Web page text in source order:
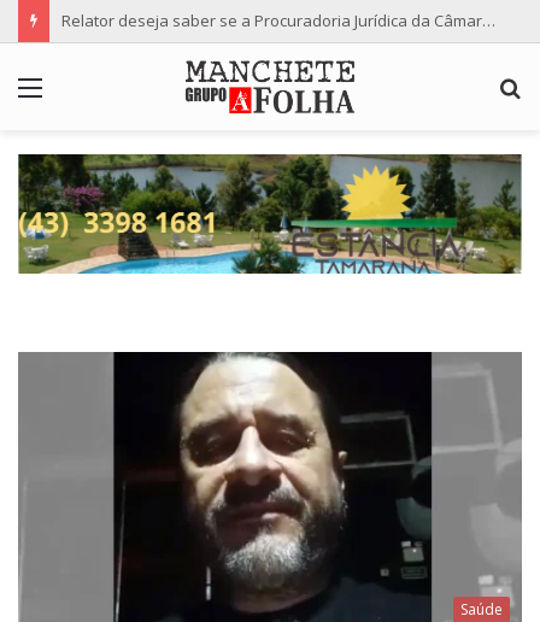
Relator deseja saber se a Procuradoria Jurídica da Câmara de Maringá deu orientação institucional ao denunciante
Saúde